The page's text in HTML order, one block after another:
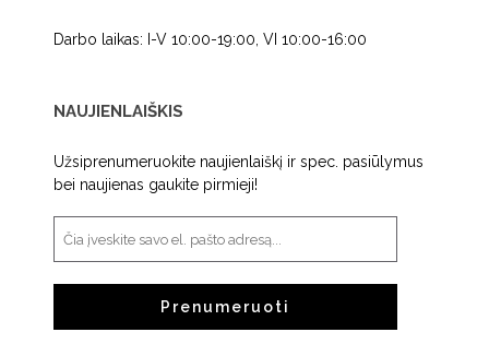
Darbo laikas: I-V 10:00-19:00, VI 10:00-16:00
NAUJIENLAIŠKIS
Užsiprenumeruokite naujienlaiškį ir spec. pasiūlymus
bei naujienas gaukite pirmieji!
Prenumeruoti